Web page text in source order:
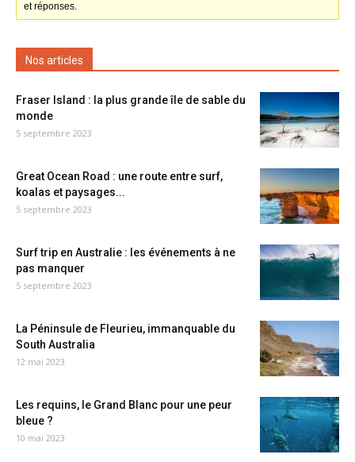
et réponses.
Nos articles
Fraser Island : la plus grande île de sable du
monde
5 septembre 2023
Great Ocean Road : une route entre surf,
koalas et paysages...
5 septembre 2023
Surf trip en Australie : les événements à ne
pas manquer
5 septembre 2023
La Péninsule de Fleurieu, immanquable du
South Australia
12 mai 2023
Les requins, le Grand Blanc pour une peur
bleue ?
10 mai 2023